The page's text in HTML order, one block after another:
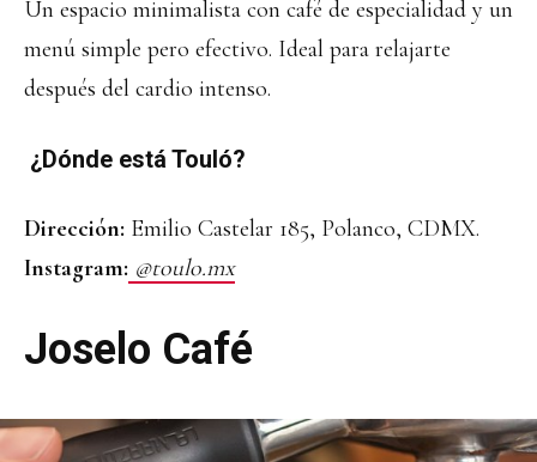
Un espacio minimalista con café de especialidad y un
menú simple pero efectivo. Ideal para relajarte
después del cardio intenso.
¿Dónde está Touló?
Dirección: Emilio Castelar 185, Polanco, CDMX.
Instagram: @toulo.mx
Joselo Café